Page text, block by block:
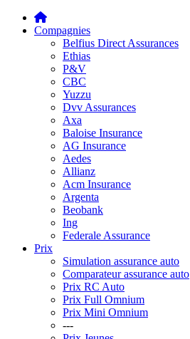
Compagnies
Belfius Direct Assurances
Ethias
P&V
CBC
Yuzzu
Dvv Assurances
Axa
Baloise Insurance
AG Insurance
Aedes
Allianz
Acm Insurance
Argenta
Beobank
Ing
Federale Assurance
Prix
Simulation assurance auto
Comparateur assurance auto
Prix RC Auto
Prix Full Omnium
Prix Mini Omnium
---